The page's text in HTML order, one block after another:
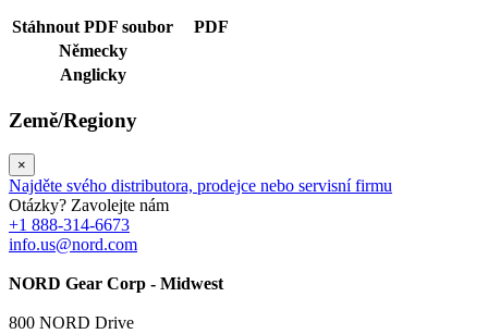
Stáhnout PDF soubor
PDF
Německy
Anglicky
Země/Regiony
×
Najděte svého distributora, prodejce nebo servisní firmu
Otázky? Zavolejte nám
+1 888-314-6673
info.us@nord.com
NORD Gear Corp - Midwest
800 NORD Drive